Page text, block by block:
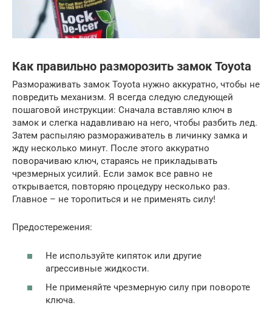
Как правильно разморозить замок Toyota
Размораживать замок Toyota нужно аккуратно, чтобы не
повредить механизм. Я всегда следую следующей
пошаговой инструкции: Сначала вставляю ключ в
замок и слегка надавливаю на него, чтобы разбить лед.
Затем распыляю размораживатель в личинку замка и
жду несколько минут. После этого аккуратно
поворачиваю ключ, стараясь не прикладывать
чрезмерных усилий. Если замок все равно не
открывается, повторяю процедуру несколько раз.
Главное – не торопиться и не применять силу!
Предостережения:
Не используйте кипяток или другие
агрессивные жидкости.
Не применяйте чрезмерную силу при повороте
ключа.